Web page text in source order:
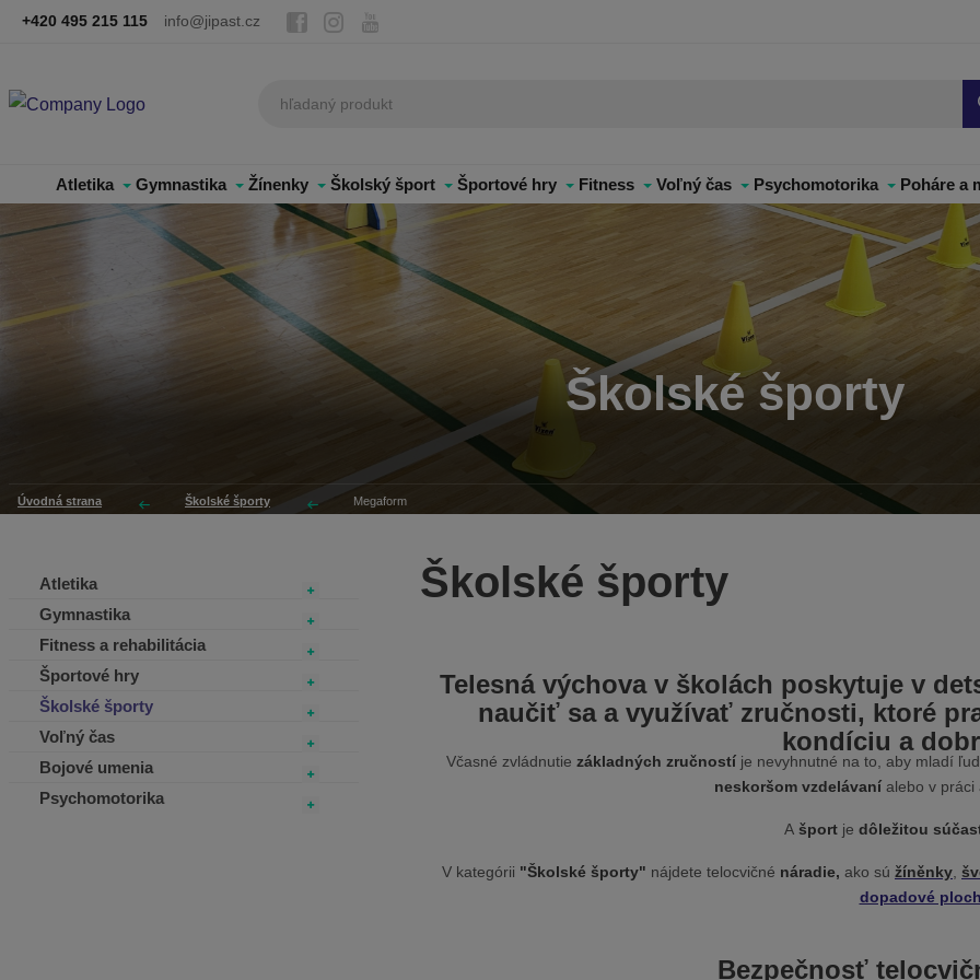
+420 495 215 115 info@jipast.cz
Atletika Gymnastika Žínenky Školský šport Športové hry Fitness Voľný čas Psychomotorika Poháre a
Školské športy
Úvodná strana Školské športy Megaform
Školské športy
Telesná výchova v školách poskytuje v
naučiť sa a využívať zručnosti, ktoré
kondíciu a
Včasné zvládnutie základných zručností je nevyhnutné na to, aby mladí
neskoršom vzdelávaníalebo v práci
A šport je dôležitou
V kategórii "Školské športy" nájdete telocvičné náradie, ako sú žíněnky
dopadové
Bezpečnosť
Atletika
Gymnastika
Fitness a rehabilitácia
Športové hry
Školské športy
Voľný čas
Bojové umenia
Psychomotorika